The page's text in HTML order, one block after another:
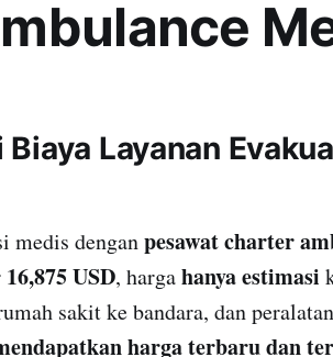
Layanan
medis denganpesawat charter
16,875 USD, hargahanya estimasi
sakit ke bandara, dan
harga terbaru dan